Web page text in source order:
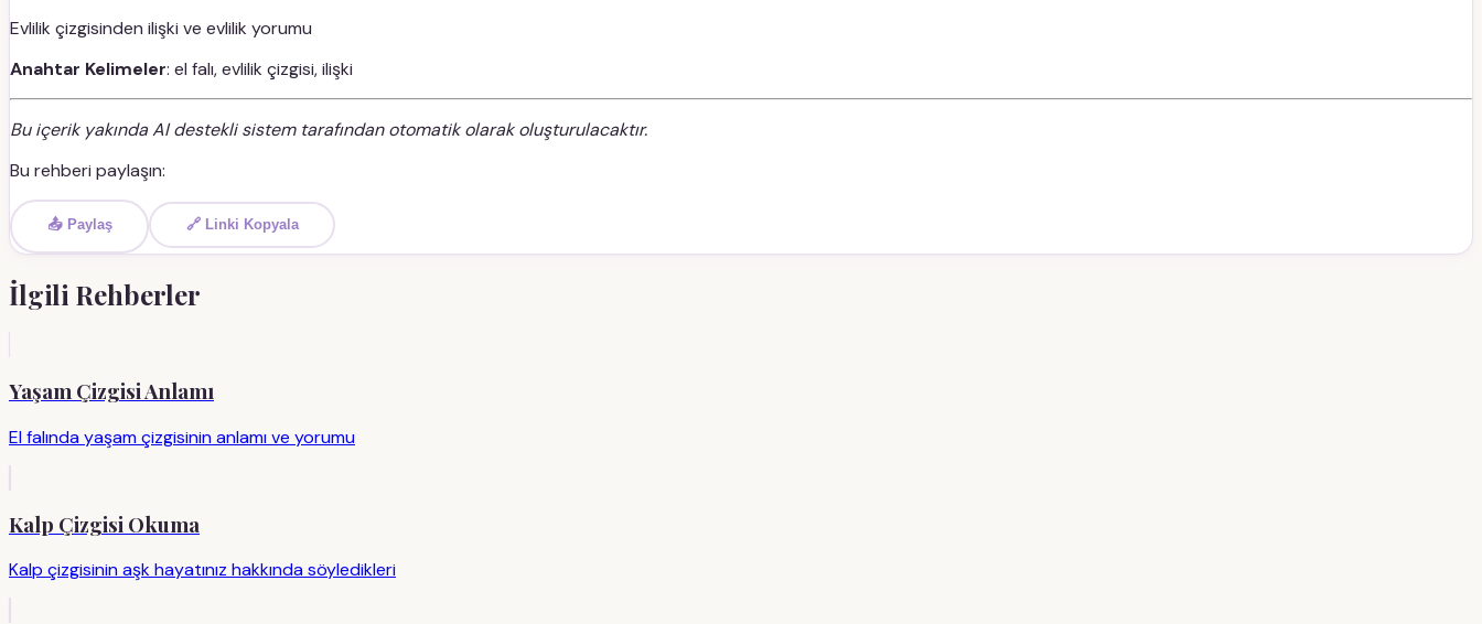
Evlilik çizgisinden ilişki ve evlilik yorumu
Anahtar Kelimeler: el falı, evlilik çizgisi, ilişki
Bu içerik yakında AI destekli sistem tarafından otomatik olarak oluşturulacaktır.
Bu rehberi paylaşın:
📤 Paylaş 🔗 Linki Kopyala
İlgili Rehberler
Yaşam Çizgisi Anlamı
El falında yaşam çizgisinin anlamı ve yorumu
Kalp Çizgisi Okuma
Kalp çizgisinin aşk hayatınız hakkında söyledikleri